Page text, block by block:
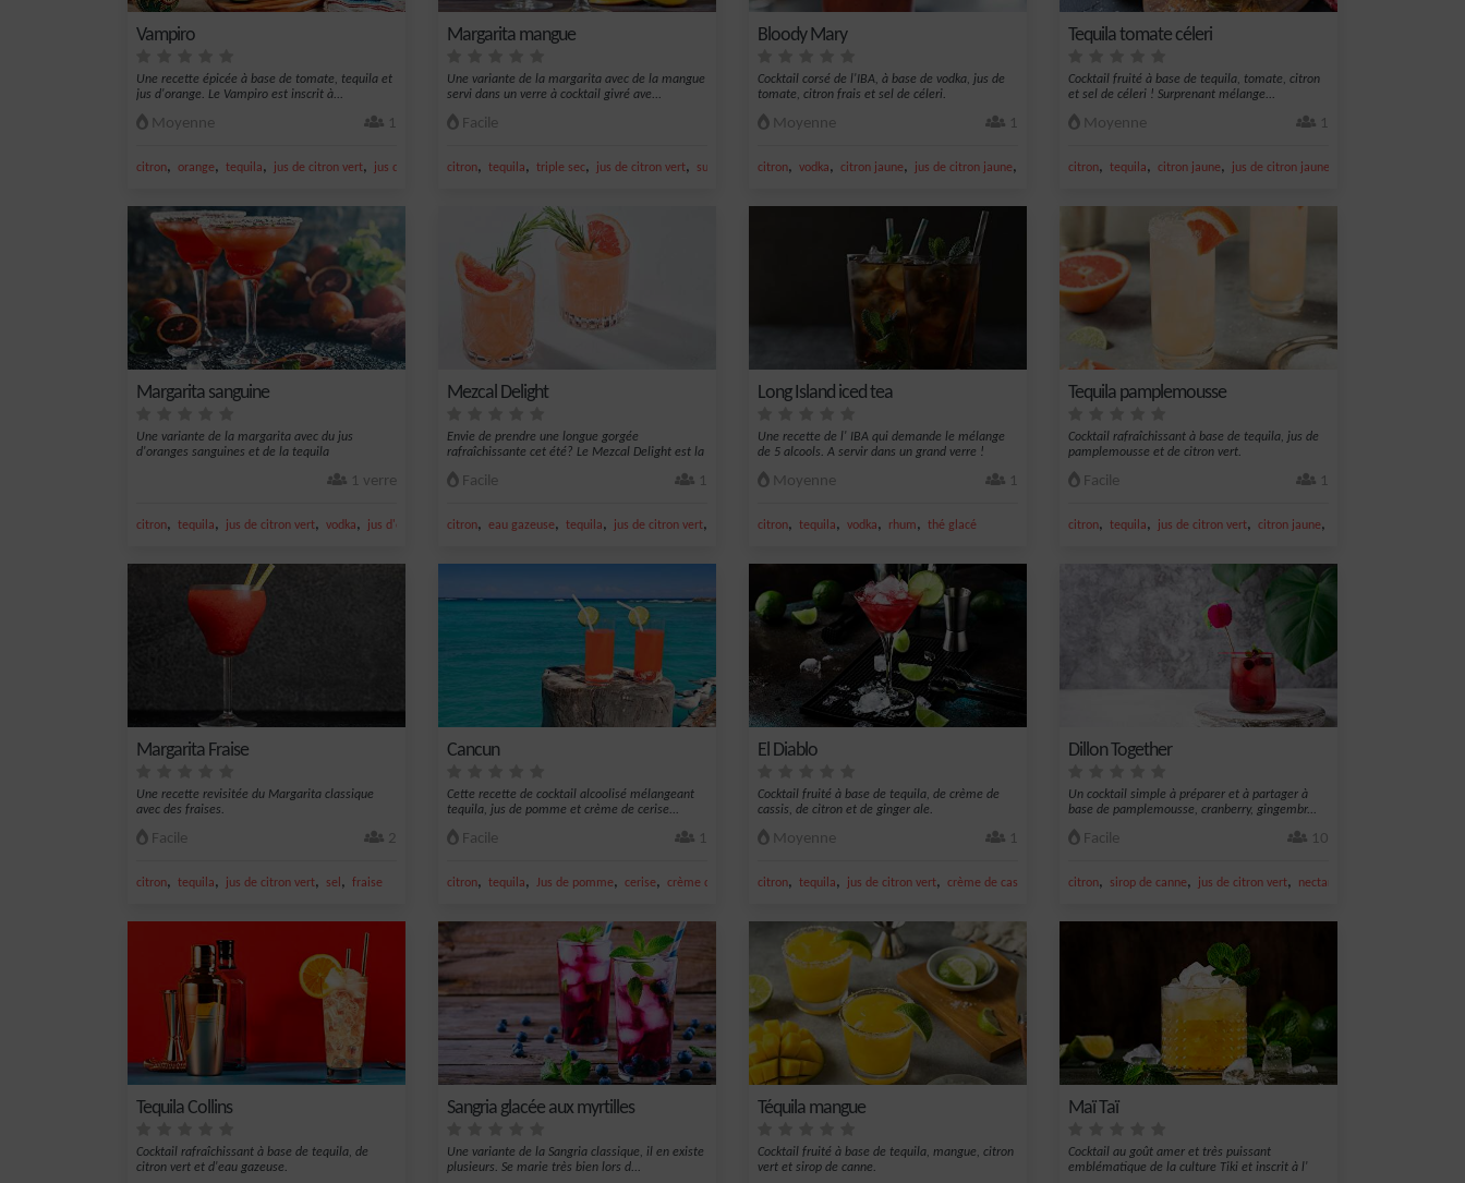
Vampiro
Une recette épicée à base de tomate, tequila et
jus d'orange. Le Vampiro est inscrit à...
Moyenne 1
citron, orange, tequila, jus de citron vert, jus d'orange
Margarita mangue
Une variante de la margarita avec de la mangue
servi dans un verre à cocktail givré ave...
Facile
citron, tequila, triple sec, jus de citron vert, sucre
Bloody Mary
Cocktail corsé de l'IBA, à base de vodka, jus de
tomate, citron frais et sel de céleri.
Moyenne 1
citron, vodka, citron jaune, jus de citron jaune,
Tequila tomate céleri
Cocktail fruité à base de tequila, tomate, citron
et sel de céleri ! Surprenant mélange...
Moyenne 1
citron, tequila, citron jaune, jus de citron jaune
Margarita sanguine
Une variante de la margarita avec du jus
d'oranges sanguines et de la tequila
1 verre
citron, tequila, jus de citron vert, vodka, jus d'orange
Mezcal Delight
Envie de prendre une longue gorgée
rafraîchissante cet été? Le Mezcal Delight est la
Facile 1
citron, eau gazeuse, tequila, jus de citron vert, sirop d'agave
Long Island iced tea
Une recette de l' IBA qui demande le mélange
de 5 alcools. A servir dans un grand verre !
Moyenne 1
citron, tequila, vodka, rhum, thé glacé
Tequila pamplemousse
Cocktail rafraîchissant à base de tequila, jus de
pamplemousse et de citron vert.
Facile 1
citron, tequila, jus de citron vert, citron jaune,
Margarita Fraise
Une recette revisitée du Margarita classique
avec des fraises.
Facile 2
citron, tequila, jus de citron vert, sel , fraise
Cancun
Cette recette de cocktail alcoolisé mélangeant
tequila, jus de pomme et crème de cerise...
Facile 1
citron, tequila, Jus de pomme, cerise, crème de cerise
El Diablo
Cocktail fruité à base de tequila, de crème de
cassis, de citron et de ginger ale.
Moyenne 1
citron, tequila, jus de citron vert, crème de cassis sucre
Dillon Together
Un cocktail simple à préparer et à partager à
base de pamplemousse, cranberry, gingembr...
Facile 10
citron, sirop de canne, jus de citron vert, nectar de cranberry
Tequila Collins
Cocktail rafraîchissant à base de tequila, de
citron vert et d'eau gazeuse.
Sangria glacée aux myrtilles
Une variante de la Sangria classique, il en existe
plusieurs. Se marie très bien lors d...
Téquila mangue
Cocktail fruité à base de tequila, mangue, citron
vert et sirop de canne.
Maï Taï
Cocktail au goût amer et très puissant
emblématique de la culture Tiki et inscrit à l'